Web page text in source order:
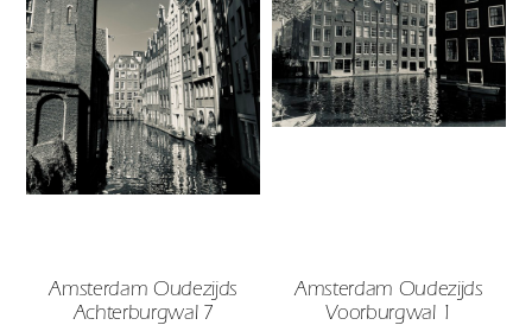
Amsterdam Oudezijds
Achterburgwal 7
Amsterdam Oudezijds
Voorburgwal 1